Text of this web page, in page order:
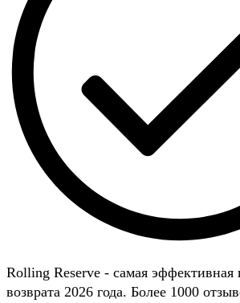
Rolling Reserve - самая эффективная
возврата 2026 года. Более 1000